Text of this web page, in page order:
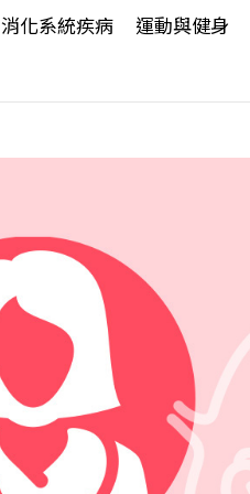
消化系統疾病 運動與健身